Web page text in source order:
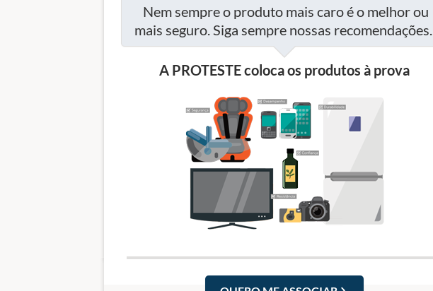
Nem sempre o produto mais caro é o melhor ou
mais seguro. Siga sempre nossas recomendações.
A PROTESTE coloca os produtos à prova